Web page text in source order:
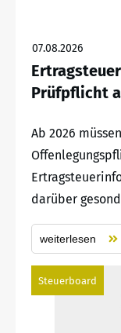
07.08.2026
Prüfpflicht
Ab 2026
darüber
weiterlesen
Steuerboard